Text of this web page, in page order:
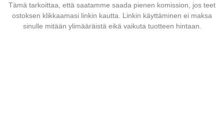
Tämä tarkoittaa, että saatamme saada pienen komission, jos teet
ostoksen klikkaamasi linkin kautta. Linkin käyttäminen ei maksa
sinulle mitään ylimääräistä eikä vaikuta tuotteen hintaan.